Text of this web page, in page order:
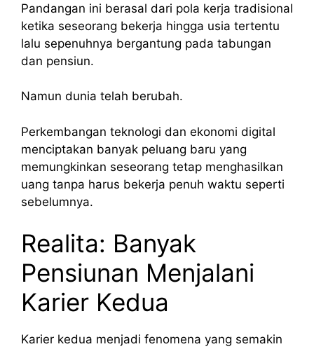
Pandangan ini berasal dari pola kerja tradisional
ketika seseorang bekerja hingga usia tertentu
lalu sepenuhnya bergantung pada tabungan
dan pensiun.
Namun dunia telah berubah.
Perkembangan teknologi dan ekonomi digital
menciptakan banyak peluang baru yang
memungkinkan seseorang tetap menghasilkan
uang tanpa harus bekerja penuh waktu seperti
sebelumnya.
Realita: Banyak
Pensiunan Menjalani
Karier Kedua
Karier kedua menjadi fenomena yang semakin